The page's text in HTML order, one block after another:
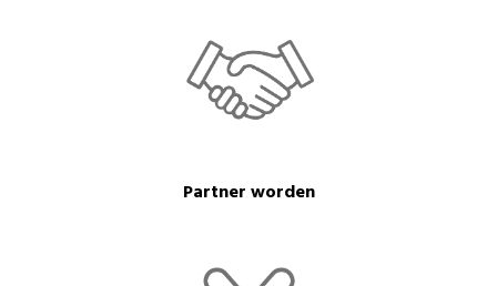
Partner worden